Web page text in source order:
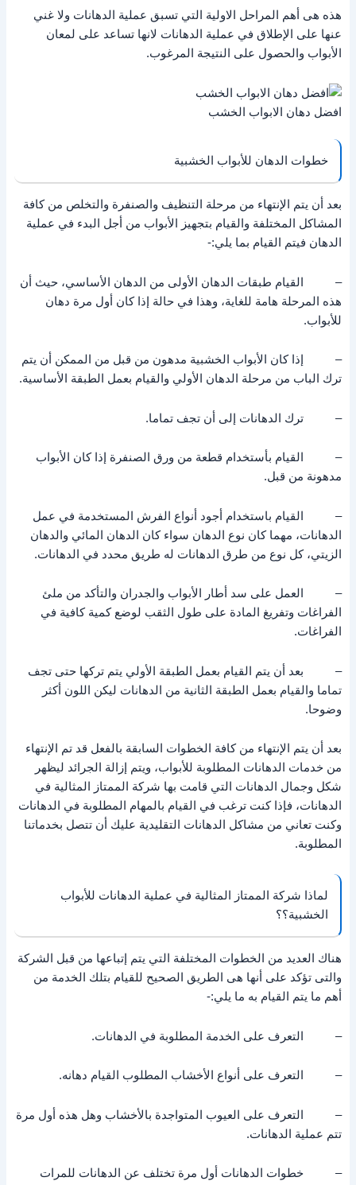
هذه هى أهم المراحل الاولية التي تسبق عملية الدهانات ولا غني
عنها على الإطلاق في عملية الدهانات لانها تساعد على لمعان
الأبواب والحصول على النتيجة المرغوب.
افضل دهان الابواب الخشب
خطوات الدهان للأبواب الخشبية
بعد أن يتم الإنتهاء من مرحلة التنظيف والصنفرة والتخلص من كافة
المشاكل المختلفة والقيام بتجهيز الأبواب من أجل البدء في عملية
الدهان فيتم القيام بما يلي:-
– القيام طبقات الدهان الأولى من الدهان الأساسي، حيث أن
هذه المرحلة هامة للغاية، وهذا في حالة إذا كان أول مرة دهان
للأبواب.
– إذا كان الأبواب الخشبية مدهون من قبل من الممكن أن يتم
ترك الباب من مرحلة الدهان الأولي والقيام بعمل الطبقة الأساسية.
– ترك الدهانات إلى أن تجف تماما.
– القيام بأستخدام قطعة من ورق الصنفرة إذا كان الأبواب
مدهونة من قبل.
– القيام باستخدام أجود أنواع الفرش المستخدمة في عمل
الدهانات، مهما كان نوع الدهان سواء كان الدهان المائي والدهان
الزيتي، كل نوع من طرق الدهانات له طريق محدد في الدهانات.
– العمل على سد أطار الأبواب والجدران والتأكد من ملئ
الفراغات وتفريغ المادة على طول الثقب لوضع كمية كافية في
الفراغات.
– بعد أن يتم القيام بعمل الطبقة الأولي يتم تركها حتى تجف
تماما والقيام بعمل الطبقة الثانية من الدهانات ليكن اللون أكثر
وضوحا.
بعد أن يتم الإنتهاء من كافة الخطوات السابقة بالفعل قد تم الإنتهاء
من خدمات الدهانات المطلوبة للأبواب، ويتم إزالة الجرائد ليظهر
شكل وجمال الدهانات التي قامت بها شركة الممتاز المثالية في
الدهانات، فإذا كنت ترغب في القيام بالمهام المطلوبة في الدهانات
وكنت تعاني من مشاكل الدهانات التقليدية عليك أن تتصل بخدماتنا
المطلوبة.
لماذا شركة الممتاز المثالية في عملية الدهانات للأبواب
الخشبية؟؟
هناك العديد من الخطوات المختلفة التي يتم إتباعها من قبل الشركة
والتى تؤكد على أنها هى الطريق الصحيح للقيام بتلك الخدمة من
أهم ما يتم القيام به ما يلي:-
– التعرف على الخدمة المطلوبة في الدهانات.
– التعرف على أنواع الأخشاب المطلوب القيام دهانه.
– التعرف على العيوب المتواجدة بالأخشاب وهل هذه أول مرة
تتم عملية الدهانات.
– خطوات الدهانات أول مرة تختلف عن الدهانات للمرات